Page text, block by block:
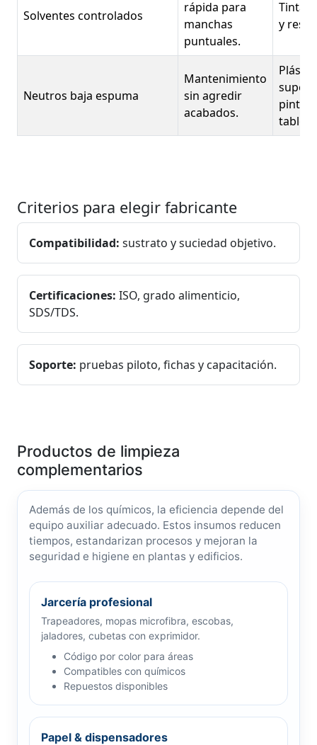
Solventes controlados
rápida para
manchas
puntuales.
y
Neutros baja espuma
Mantenimiento
sin agredir
acabados.
Criterios para elegir fabricante
Compatibilidad: sustrato y suciedad objetivo.
Certificaciones: ISO, grado alimenticio,
SDS/TDS.
Soporte: pruebas piloto, fichas y capacitación.
Productos de limpieza
complementarios
Además de los químicos, la eficiencia depende del
equipo auxiliar adecuado. Estos insumos reducen
tiempos, estandarizan procesos y mejoran la
seguridad e higiene en plantas y edificios.
Jarcería profesional
Trapeadores, mopas microfibra, escobas,
jaladores, cubetas con exprimidor.
Código por color para áreas
Compatibles con químicos
Repuestos disponibles
Papel & dispensadores